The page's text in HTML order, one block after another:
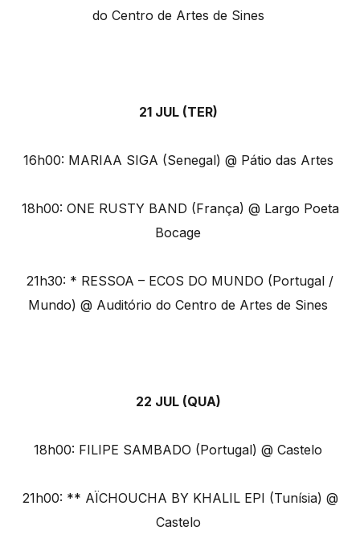
do Centro de Artes de Sines
21 JUL (TER)
16h00: MARIAA SIGA (Senegal) @ Pátio das Artes
18h00: ONE RUSTY BAND (França) @ Largo Poeta
Bocage
21h30: * RESSOA – ECOS DO MUNDO (Portugal /
Mundo) @ Auditório do Centro de Artes de Sines
22 JUL (QUA)
18h00: FILIPE SAMBADO (Portugal) @ Castelo
21h00: ** AÏCHOUCHA BY KHALIL EPI (Tunísia) @
Castelo